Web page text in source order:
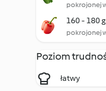
pokrojonej
160 - 180
pokrojonej
Poziom
łatwy